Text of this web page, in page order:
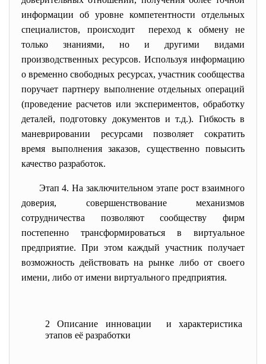
информации об уровне компетентности отдельных
специалистов, происходит переход к обмену не
только знаниями, но и другими видами
производственных ресурсов. Используя информацию
о временно свободных ресурсах, участник сообщества
поручает партнеру выполнение отдельных операций
(проведение расчетов или экспериментов, обработку
деталей, подготовку документов и т.д.). Гибкость в
маневрировании ресурсами позволяет сократить
время выполнения заказов, существенно повысить
качество разработок.
Этап 4. На заключительном этапе рост взаимного
доверия, совершенствование механизмов
сотрудничества позволяют сообществу фирм
постепенно трансформироваться в виртуальное
предприятие. При этом каждый участник получает
возможность действовать на рынке либо от своего
имени, либо от имени виртуального предприятия.
2 Описание инновации и характеристика
этапов её разработки